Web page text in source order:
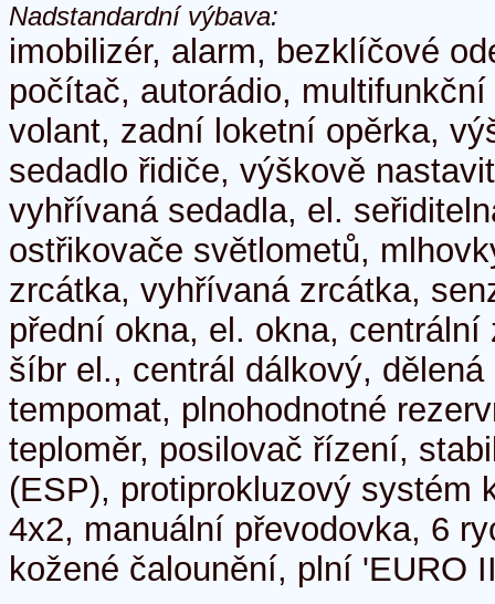
Nadstandardní výbava:
imobilizér, alarm, bezklíčové
počítač, autorádio,
volant, zadní loketní opěrka,
sedadlo řidiče, výškově
vyhřívaná sedadla, el.
ostřikovače světlometů,
zrcátka, vyhřívaná zrcátka,
přední okna, el. okna,
šíbr el., centrál dálkový,
tempomat, plnohodnotné
teploměr, posilovač řízení,
(ESP), protiprokluzový systém
4x2, manuální převodovka, 6
kožené čalounění, plní 'EURO